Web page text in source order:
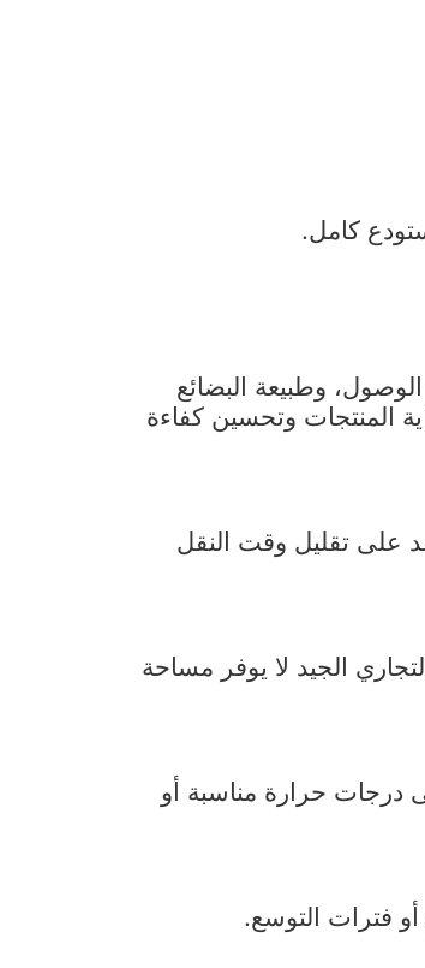
كامل.
وطبيعة البضائع
المنتجات وتحسين كفاءة
على تقليل وقت النقل
الجيد لا يوفر مساحة
درجات حرارة مناسبة أو
فترات التوسع.